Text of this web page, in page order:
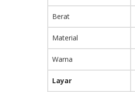
Berat
Material
Warna
Layar